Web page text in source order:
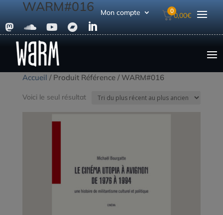
Mon compte 00,00€
    
Accueil / Produit Référence / WARM#016
WARM#016
Voici le seul résultat